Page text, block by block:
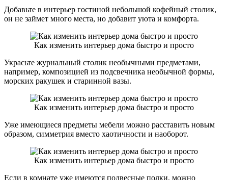
Добавьте в интерьер гостиной небольшой кофейный столик,
он не займет много места, но добавит уюта и комфорта.
Как изменить интерьер дома быстро и просто
Украсьте журнальный столик необычными предметами,
например, композицией из подсвечника необычной формы,
морских ракушек и старинной вазы.
Как изменить интерьер дома быстро и просто
Уже имеющиеся предметы мебели можно расставить новым
образом, симметрия вместо хаотичности и наоборот.
Как изменить интерьер дома быстро и просто
Если в комнате уже имеются подвесные полки, можно